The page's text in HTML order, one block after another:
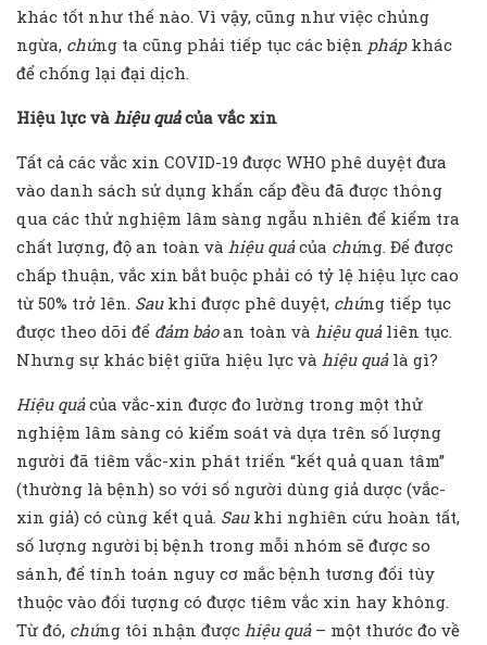
khác tốt như thế nào. Vì vậy, cũng như việc chủng
ngừa, chúng ta cũng phải tiếp tục các biện pháp khác
để chống lại đại dịch.
Hiệu lực và hiệu quảcủa vắc xin
Tất cả các vắc xin COVID-19 được WHO phê duyệt đưa
vào danh sách sử dụng khẩn cấp đều đã được thông
qua các thử nghiệm lâm sàng ngẫu nhiên để kiểm tra
chất lượng, độ an toàn và hiệu quảcủa chúng. Để được
chấp thuận, vắc xin bắt buộc phải có tỷ lệ hiệu lực cao
từ 50% trở lên. Sau khi được phê duyệt, chúng tiếp tục
được theo dõi để đảm bảoan toàn và hiệu quả liên tục.
Nhưng sự khác biệt giữa hiệu lực và hiệu quả là gì?
Hiệu quảcủa vắc-xin được đo lường trong một thử
nghiệm lâm sàng có kiểm soát và dựa trên số lượng
người đã tiêm vắc-xin phát triển “kết quả quan tâm”
(thường là bệnh) so với số người dùng giả dược (vắc-
xin giả) có cùng kết quả. Sau khi nghiên cứu hoàn tất,
số lượng người bị bệnh trong mỗi nhóm sẽ được so
sánh, để tính toán nguy cơ mắc bệnh tương đối tùy
thuộc vào đối tượng có được tiêm vắc xin hay không.
Từ đó, chúng tôi nhận được hiệu quả – một thước đo về